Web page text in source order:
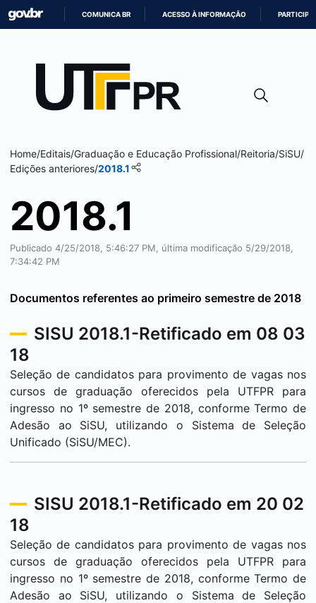
CONTEÚDO
COMUNICA BR ACESSO À INFORMAÇÃO PARTICIPE
Home/Editais/Graduação e Educação Profissional/Reitoria/SiSU/
Edições anteriores/2018.1
2018.1
Publicado 4/25/2018, 5:46:27 PM, última modificação 5/29/2018,
7:34:42 PM
Documentos referentes ao primeiro semestre de 2018
SISU 2018.1-Retificado em 08 03
18
Seleção de candidatos para provimento de vagas nos
cursos de graduação oferecidos pela UTFPR para
ingresso no 1º semestre de 2018, conforme Termo de
Adesão ao SiSU, utilizando o Sistema de Seleção
Unificado (SiSU/MEC).
SISU 2018.1-Retificado em 20 02
18
Seleção de candidatos para provimento de vagas nos
cursos de graduação oferecidos pela UTFPR para
ingresso no 1º semestre de 2018, conforme Termo de
Adesão ao SiSU, utilizando o Sistema de Seleção